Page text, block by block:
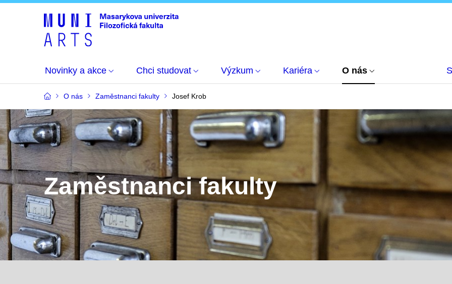
Novinky a akce Chci studovat Výzkum Kariéra O nás
O nás Zaměstnanci fakulty Josef Krob
Zaměstnanci fakulty